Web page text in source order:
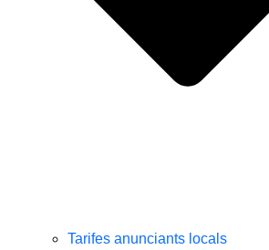
Tarifes anunciants locals